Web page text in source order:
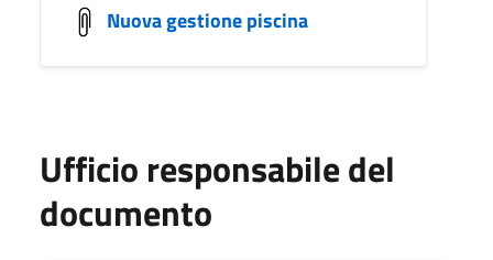
Nuova gestione piscina
Ufficio responsabile del
documento